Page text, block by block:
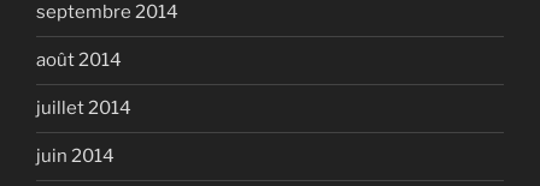
septembre 2014
août 2014
juillet 2014
juin 2014